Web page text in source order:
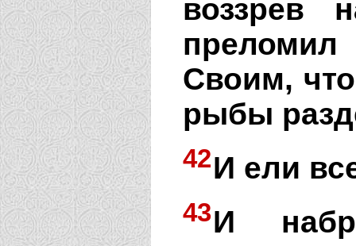
воззрев
Своим,
рыбы
42И ели
43И